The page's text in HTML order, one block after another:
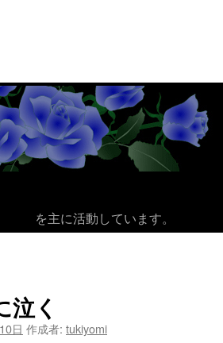
を主に活動しています。
泣く
日 作成者: tukiyomi